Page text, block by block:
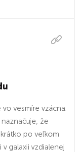
vesmíre vzácna.
že
po veľkom
galaxii vzdialenej